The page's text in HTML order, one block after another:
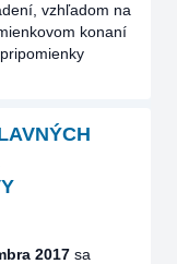
vzhľadom na
konaní
2017 sa